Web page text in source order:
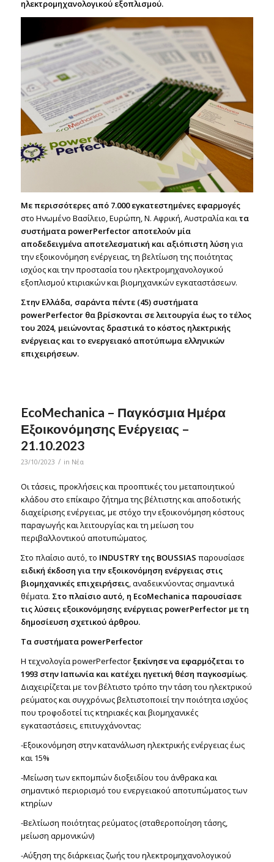
ηλεκτρομηχανολογικού εξοπλισμού.
Mε περισσότερες από 7.000 εγκατεστημένες εφαρμογές
στο Ηνωμένο Βασίλειο, Ευρώπη, Ν. Αφρική, Αυστραλία καιτα
συστήματα powerPerfector αποτελούν μία
αποδεδειγμένα αποτελεσματική και αξιόπιστη λύσηγια
την εξοικονόμηση ενέργειας, τη βελτίωση της ποιότητας
ισχύος και την προστασία του ηλεκτρομηχανολογικού
εξοπλισμού κτιριακών και βιομηχανικών εγκαταστάσεων.
Στην Ελλάδα, σαράντα πέντε (45) συστήματα
powerPerfector θα βρίσκονται σε λειτουργία έως το τέλος
του 2024, μειώνοντας δραστικά το κόστος ηλεκτρικής
ενέργειας και το ενεργειακό αποτύπωμα ελληνικών
επιχειρήσεων.
EcoMechanica – Παγκόσμια Ημέρα
Εξοικονόμησης Ενέργειας –
21.10.2023
23/10/2023 / in Νέα
Οι τάσεις, προκλήσεις και προοπτικές του μεταποιητικού
κλάδου στο επίκαιρο ζήτημα της βέλτιστης και αποδοτικής
διαχείρισης ενέργειας, με στόχο την εξοικονόμηση κόστους
παραγωγής και λειτουργίας και τη μείωση του
περιβαλλοντικού αποτυπώματος.
Στο πλαίσιο αυτό, το INDUSTRY της BOUSSIAS παρουσίασε
ειδική έκδοση για την εξοικονόμηση ενέργειας στις
βιομηχανικές επιχειρήσεις, αναδεικνύοντας σημαντικά
θέματα. Στο πλαίσιο αυτό, η EcoMechanica παρουσίασε
τις λύσεις εξοικονόμησης ενέργειας powerPerfector με τη
δημοσίευση σχετικού άρθρου.
Τα συστήματα powerPerfector
Η τεχνολογία powerPerfector ξεκίνησε να εφαρμόζεται το
1993 στην Ιαπωνία και κατέχει ηγετική θέση παγκοσμίως.
Διαχειρίζεται με τον βέλτιστο τρόπο την τάση του ηλεκτρικού
ρεύματος και συγχρόνως βελτιστοποιεί την ποιότητα ισχύος
που τροφοδοτεί τις κτηριακές και βιομηχανικές
εγκαταστάσεις, επιτυγχάνοντας:
-Εξοικονόμηση στην κατανάλωση ηλεκτρικής ενέργειας έως
και 15%
-Μείωση των εκπομπών διοξειδίου του άνθρακα και
σημαντικό περιορισμό του ενεργειακού αποτυπώματος των
κτηρίων
-Βελτίωση ποιότητας ρεύματος (σταθεροποίηση τάσης,
μείωση αρμονικών)
-Αύξηση της διάρκειας ζωής του ηλεκτρομηχανολογικού